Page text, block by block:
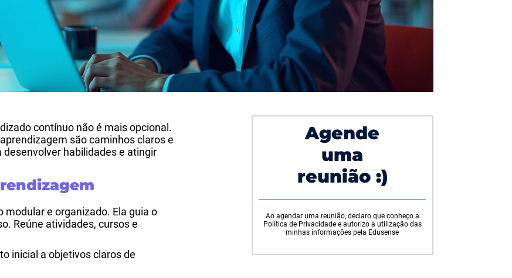
contínuo não é mais opcional.
são caminhos claros e
habilidades e atingir
e organizado. Ela guia o
Reúne atividades, cursos e
inicial a objetivos claros de
Agende
uma
reunião :)
Ao agendar uma reunião, declaro que conheço a
Política de Privacidade e autorizo a utilização das
minhas informações pela Edusense